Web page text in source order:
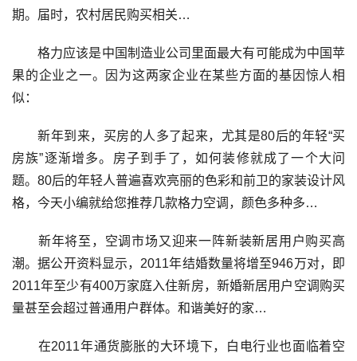
期。届时，农村居民购买相关…
格力应该是中国制造业公司里面最大有可能成为中国苹
果的企业之一。因为这两家企业在某些方面的基因惊人相
似：
新年到来，买房的人多了起来，尤其是80后的年轻“买
房族”逐渐增多。房子到手了，如何装修就成了一个大问
题。80后的年轻人普遍喜欢亮丽的色彩和前卫的家装设计风
格，今天小编就给您推荐几款格力空调，颜色多种多…
新年将至，空调市场又迎来一阵新装新居用户购买高
潮。据公开资料显示，2011年结婚数量将增至946万对，即
2011年至少有400万家庭入住新房，新婚新居用户空调购买
量甚至会超过普通用户群体。和谐美好的家…
在2011年通货膨胀的大环境下，白电行业也面临着空